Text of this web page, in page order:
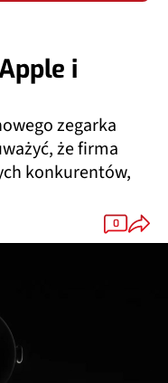
i
zegarka
że firma
konkurentów,
0